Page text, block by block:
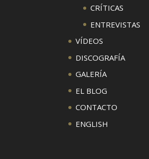
CRÍTICAS
ENTREVISTAS
VÍDEOS
DISCOGRAFÍA
GALERÍA
EL BLOG
CONTACTO
ENGLISH